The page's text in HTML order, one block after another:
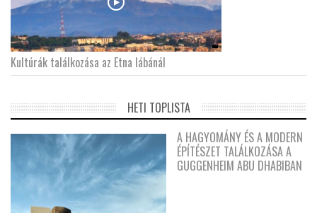
Kultúrák találkozása az Etna lábánál
HETI TOPLISTA
A HAGYOMÁNY ÉS A MODERN
ÉPÍTÉSZET TALÁLKOZÁSA A
GUGGENHEIM ABU DHABIBAN